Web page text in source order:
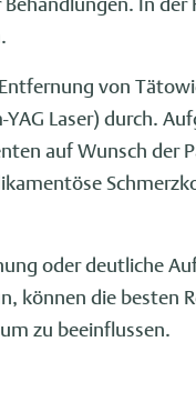
von
Laser) durch.
auf Wunsch der
oder deutliche
können die besten
zu beeinflussen.